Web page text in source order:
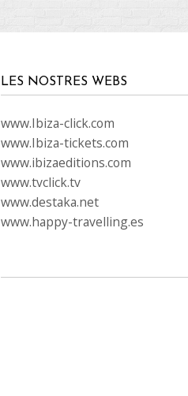
LES NOSTRES WEBS
www.Ibiza-click.com
www.Ibiza-tickets.com
www.ibizaeditions.com
www.tvclick.tv
www.destaka.net
www.happy-travelling.es